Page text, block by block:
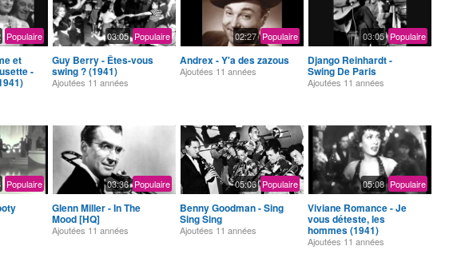
Populaire
et
-
03:05 Populaire
Guy Berry - Êtes-vous
swing ? (1941)
Ajoutées 11 années
02:27 Populaire
Andrex - Y'a des zazous
Ajoutées 11 années
03:05 Populaire
Django Reinhardt -
Swing De Paris
Ajoutées 11 années
Populaire 03:36 Populaire
Glenn Miller - In The
Mood [HQ]
Ajoutées 11 années
05:06 Populaire
Benny Goodman - Sing
Sing Sing
Ajoutées 11 années
05:08 Populaire
Viviane Romance - Je
vous déteste, les
hommes (1941)
Ajoutées 11 années